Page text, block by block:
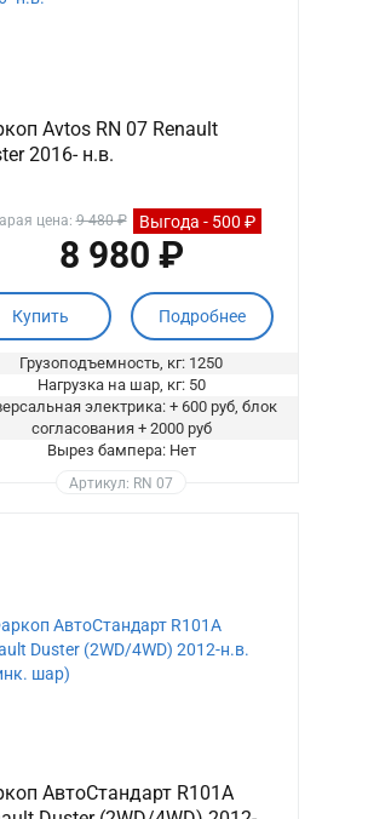
Avtos RN 07 Renault
2016- н.в.
цена:9 480 ₽ Выгода - 500 ₽
8 980 ₽
Купить Подробнее
Грузоподъемность, кг: 1250
Нагрузка на шар, кг: 50
электрика: + 600 руб, блок
согласования + 2000 руб
Вырез бампера: Нет
Артикул: RN 07
АвтоСтандарт R101A